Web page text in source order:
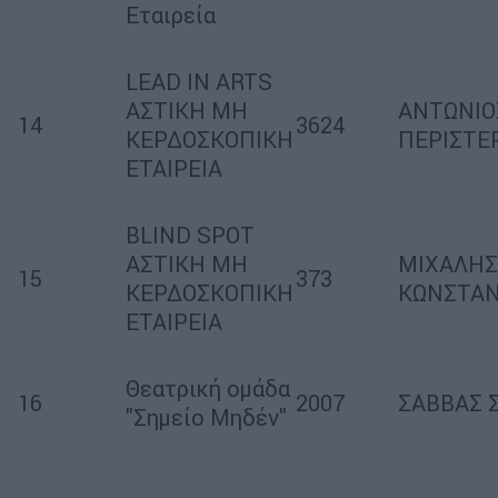
Εταιρεία
14
LEAD IN ARTS
ΑΣΤΙΚΗ ΜΗ
ΚΕΡΔΟΣΚΟΠΙΚΗ
ΕΤΑΙΡΕΙΑ
3624
15
BLIND SPOT
ΑΣΤΙΚΗ ΜΗ
ΚΕΡΔΟΣΚΟΠΙΚΗ
ΕΤΑΙΡΕΙΑ
373
ΜΙΧΑΛΗΣ
16
Θεατρική ομάδα
"Σημείο Μηδέν"
2007 ΣΑΒΒΑΣ